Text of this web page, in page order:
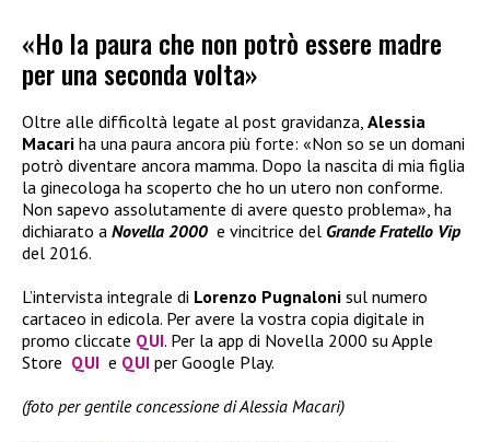
«Ho la paura che non potrò essere madre
per una seconda volta»
Oltre alle difficoltà legate al post gravidanza, Alessia
Macari ha una paura ancora più forte: «Non so se un domani
potrò diventare ancora mamma. Dopo la nascita di mia figlia
la ginecologa ha scoperto che ho un utero non conforme.
Non sapevo assolutamente di avere questo problema», ha
dichiarato a Novella 2000 e vincitrice del Grande Fratello Vip
del 2016.
L’intervista integrale di Lorenzo Pugnaloni sul numero
cartaceo in edicola. Per avere la vostra copia digitale in
promo cliccate QUI. Per la app di Novella 2000 su Apple
Store QUI e QUI per Google Play.
(foto per gentile concessione di Alessia Macari)